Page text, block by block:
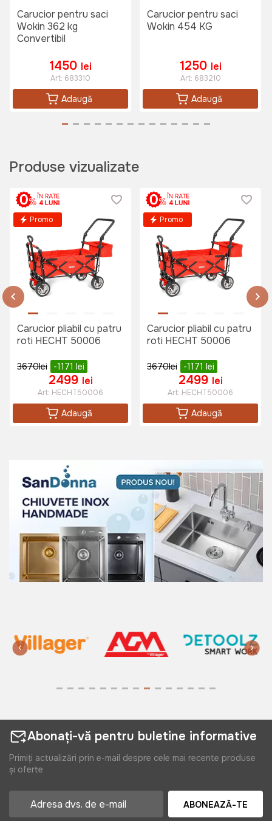
Carucior pentru saci
Wokin 362 kg
Convertibil
1450 lei
Art: 683310
Adaugă
Carucior pentru saci
Wokin 454 KG
1250 lei
Art: 683210
Adaugă
Produse vizualizate
Promo
Carucior pliabil cu patru
roti HECHT 50006
3670lei -1171 lei
2499 lei
Art: HECHT50006
Adaugă
Promo
Carucior pliabil cu patru
roti HECHT 50006
3670lei -1171 lei
2499 lei
Art: HECHT50006
Adaugă
Abonați-vă pentru buletine informative
Primiți actualizări prin e-mail despre cele mai recente produse
și oferte
ABONEAZĂ-TE